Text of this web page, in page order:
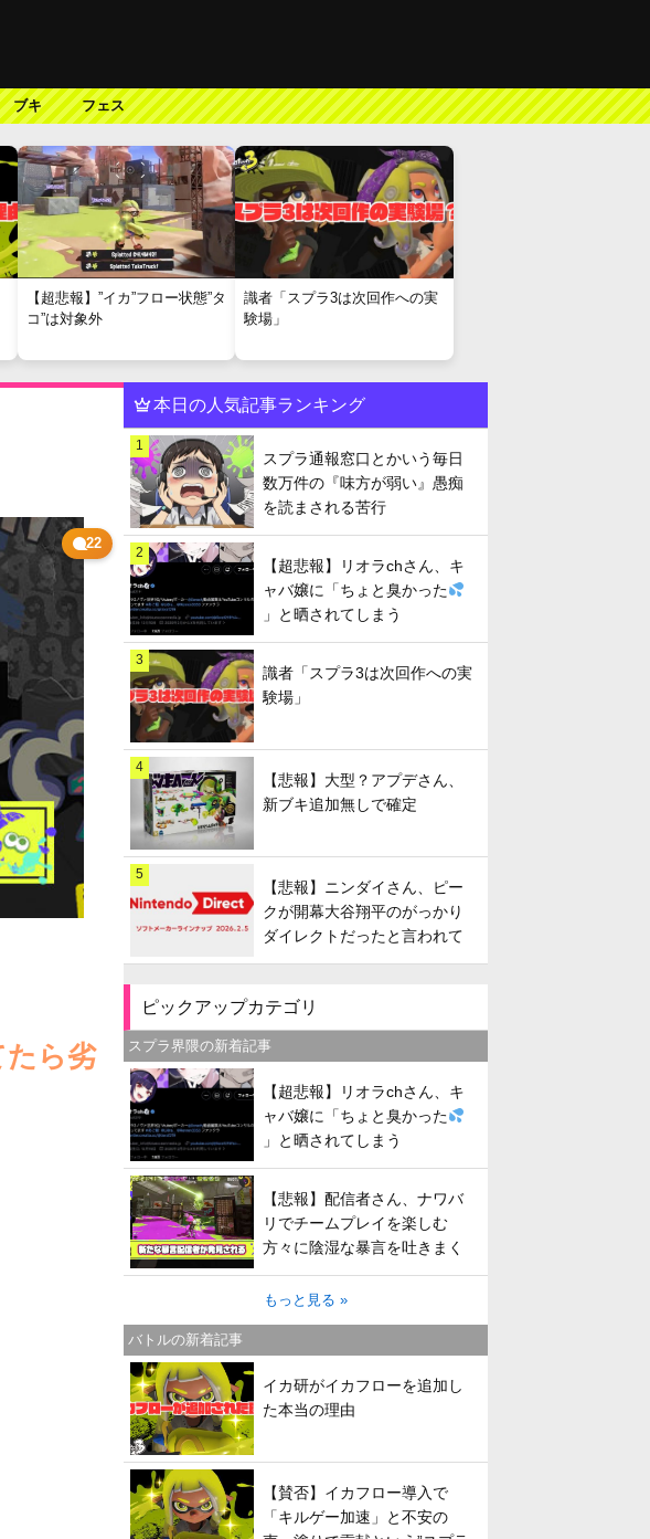
ブキ フェス
【超悲報】”イカ”フロー状態”タ
コ”は対象外
識者「スプラ3は次回作への実
験場」
22
たら劣
本日の人気記事ランキング
1
スプラ通報窓口とかいう毎日
数万件の『味方が弱い』愚痴
を読まされる苦行
2
【超悲報】リオラchさん、キ
ャバ嬢に「ちょと臭かった
」と晒されてしまう
3
識者「スプラ3は次回作への実
験場」
4
【悲報】大型？アプデさん、
新ブキ追加無しで確定
5
【悲報】ニンダイさん、ピー
クが開幕大谷翔平のがっかり
ダイレクトだったと言われて
しまう
ピックアップカテゴリ
スプラ界隈の新着記事
【超悲報】リオラchさん、キ
ャバ嬢に「ちょと臭かった
」と晒されてしまう
【悲報】配信者さん、ナワバ
リでチームプレイを楽しむ
方々に陰湿な暴言を吐きまく
ってしまう
もっと見る »
バトルの新着記事
イカ研がイカフローを追加し
た本当の理由
【賛否】イカフロー導入で
「キルゲー加速」と不安の